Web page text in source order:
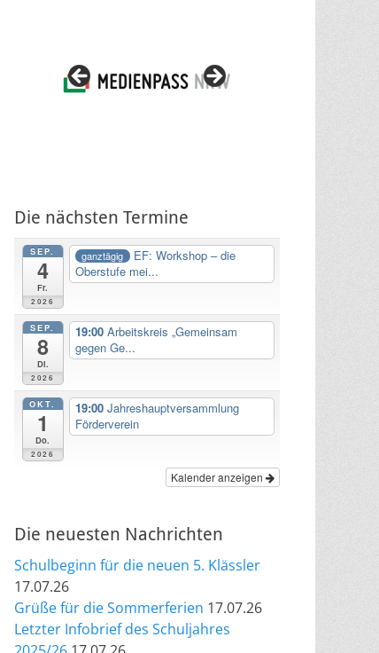
Die nächsten Termine
SEP.
4
Fr.
2026
ganztägig
EF: Workshop – die
Oberstufe mei...
SEP.
8
Di.
2026
19:00 Arbeitskreis „Gemeinsam
gegen Ge...
OKT.
1
Do.
2026
19:00 Jahreshauptversammlung
Förderverein
Kalender anzeigen
Die neuesten Nachrichten
Schulbeginn für die neuen 5. Klässler
17.07.26
Grüße für die Sommerferien 17.07.26
Letzter Infobrief des Schuljahres